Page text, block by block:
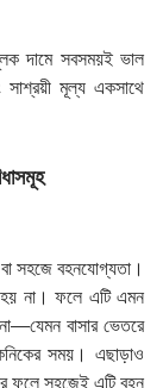
দামে সবসময়ই ভাল
সাশ্রয়ী মূল্য একসাথে
বা সহজে বহনযোগ্যতা।
হয় না। ফলে এটি এমন
বাসার ভেতরে
সময়। এছাড়াও
ফলে সহজেই এটি বহন